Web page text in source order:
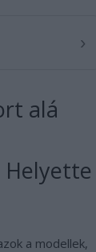
›
alá
Helyette
a modellek,